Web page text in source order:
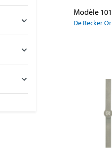
De Becker